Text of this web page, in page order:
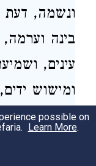
ונשמה,
בינה
עינים,
ומישוש
שהוא נותן
מתקיים,
possible on
Learn More.